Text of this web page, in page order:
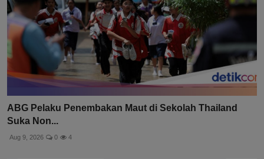
ABG Pelaku Penembakan Maut di Sekolah Thailand
Suka Non...
Aug 9, 2026 0 4